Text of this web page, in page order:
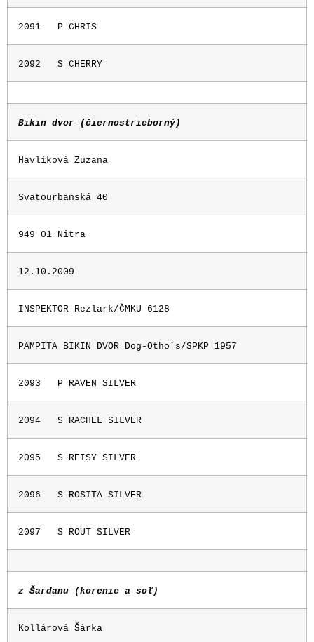
2091 P CHRIS
2092 S CHERRY
Bikin dvor (čiernostrieborný)
Havlíková Zuzana
Svätourbanská 40
949 01 Nitra
12.10.2009
INSPEKTOR Rezlark/ČMKU 6128
PAMPITA BIKIN DVOR Dog-Otho´s/SPKP 1957
2093 P RAVEN SILVER
2094 S RACHEL SILVER
2095 S REISY SILVER
2096 S ROSITA SILVER
2097 S ROUT SILVER
z Šardanu (korenie a soľ)
Kollárová Šárka